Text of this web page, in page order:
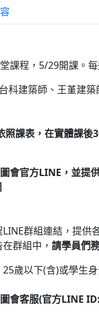
課程，5/29開課。
科建築師、王堇建築
課表，在實體課後
會官方LINE，並提
群組連結，提供
群組中， 請學員們
歲以下(含)或學生
圖會客服(官方LINE